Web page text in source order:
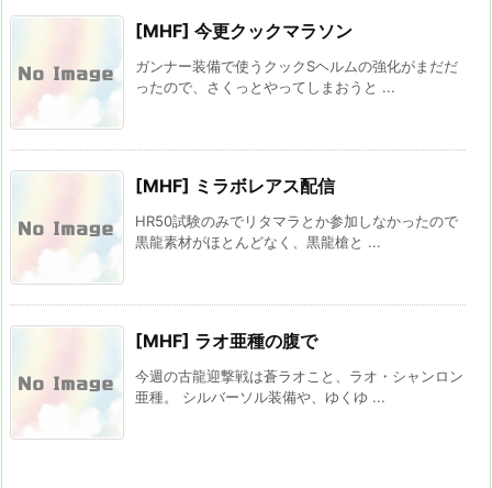
[MHF] 今更クックマラソン
ガンナー装備で使うクックSヘルムの強化がまだだ
ったので、さくっとやってしまおうと ...
[MHF] ミラボレアス配信
HR50試験のみでリタマラとか参加しなかったので
黒龍素材がほとんどなく、黒龍槍と ...
[MHF] ラオ亜種の腹で
今週の古龍迎撃戦は蒼ラオこと、ラオ・シャンロン
亜種。 シルバーソル装備や、ゆくゆ ...